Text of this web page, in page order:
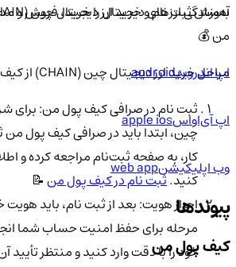
من 💰
مراحل خرید ارز دیجیتال چین (CHAIN) از کیف پول من 🚀
ثبت نام در صرافی کیف پول من: برای
چین، ابتدا باید در صرافی کیف پول من
کار، به صفحه ثبت‌نام مراجعه کرده و
کنید.ثبت نام در کیف پول من📝
احراز هویت: بعد از ثبت نام، باید هویت
مرحله برای حفظ امنیت حساب شما
خود را با دقت وارد کنید و منتظر تأیید
به‌سادگی ارزهای دیجیتال را خرید، فروش و
اپ اندرویدandroid
اپ آی‌او‌اسapple ios
وب اپلیکیشنweb app
پیوندها
کیف پول من